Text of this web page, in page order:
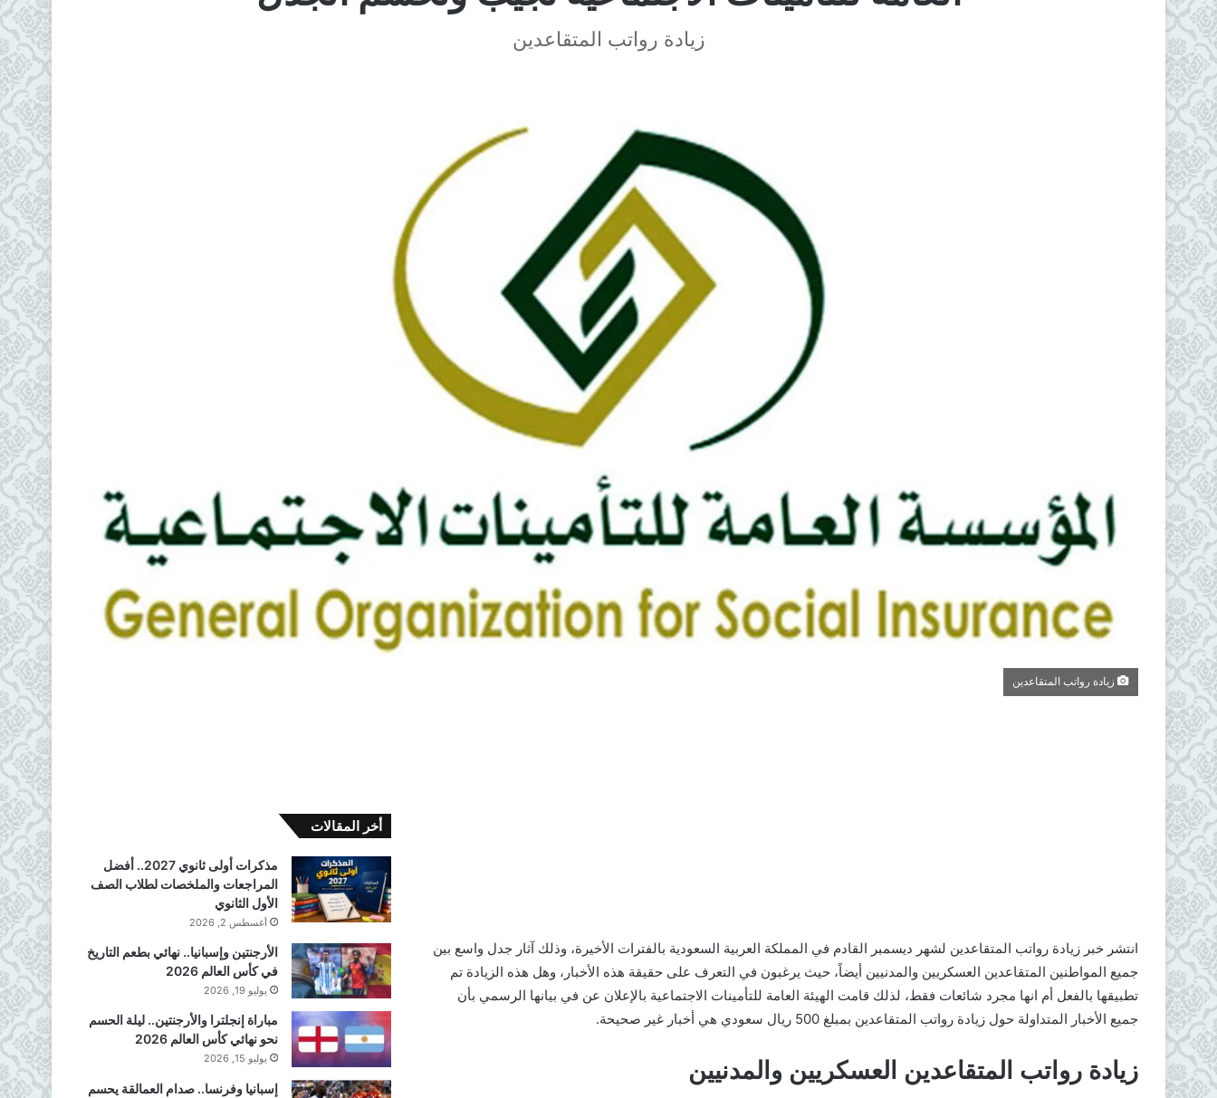
زيادة رواتب المتقاعدين
زيادة رواتب المتقاعدين
انتشر خبر زيادة رواتب المتقاعدين لشهر ديسمبر القادم في المملكة العربية السعودية بالفترات الأخيرة، وذلك آثار جدل واسع بين
جميع المواطنين المتقاعدين العسكريين والمدنيين أيضاً، حيث يرغبون في التعرف على حقيقة هذه الأخبار، وهل هذه الزيادة تم
تطبيقها بالفعل أم انها مجرد شائعات فقط، لذلك قامت الهيئة العامة للتأمينات الاجتماعية بالإعلان عن في بيانها الرسمي بأن
جميع الأخبار المتداولة حول زيادة رواتب المتقاعدين بمبلغ 500 ريال سعودي هي أخبار غير صحيحة.
زيادة رواتب المتقاعدين العسكريين والمدنيين
أخر المقالات
مذكرات أولى ثانوي 2027.. أفضل
المراجعات والملخصات لطلاب الصف
الأول الثانوي
أغسطس 2, 2026
الأرجنتين وإسبانيا.. نهائي بطعم التاريخ
في كأس العالم 2026
يوليو 19, 2026
مباراة إنجلترا والأرجنتين.. ليلة الحسم
نحو نهائي كأس العالم 2026
يوليو 15, 2026
إسبانيا وفرنسا.. صدام العمالقة يحسم